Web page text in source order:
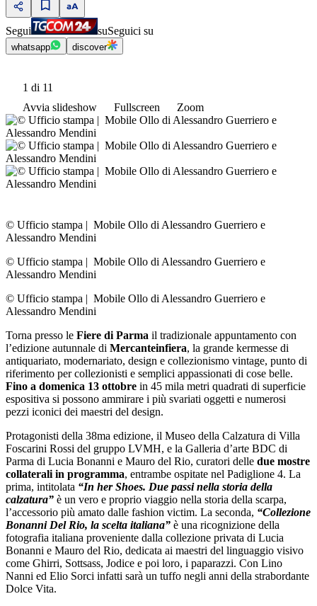
Segui suSeguici su
whatsapp discover
1 di 11
Avvia slideshow
Fullscreen Zoom
© Ufficio stampa | Mobile Ollo di Alessandro Guerriero e
Alessandro Mendini
© Ufficio stampa | Mobile Ollo di Alessandro Guerriero e
Alessandro Mendini
© Ufficio stampa | Mobile Ollo di Alessandro Guerriero e
Alessandro Mendini
Torna presso le Fiere di Parma il tradizionale appuntamento con
l’edizione autunnale di Mercanteinfiera, la grande kermesse di
antiquariato, modernariato, design e collezionismo vintage, punto di
riferimento per collezionisti e semplici appassionati di cose belle.
Fino a domenica 13 ottobre in 45 mila metri quadrati di superficie
espositiva si possono ammirare i più svariati oggetti e numerosi
pezzi iconici dei maestri del design.
Protagonisti della 38ma edizione, il Museo della Calzatura di Villa
Foscarini Rossi del gruppo LVMH, e la Galleria d’arte BDC di
Parma di Lucia Bonanni e Mauro del Rio, curatori delle due mostre
collaterali in programma, entrambe ospitate nel Padiglione 4. La
prima, intitolata “In her Shoes. Due passi nella storia della
calzatura” è un vero e proprio viaggio nella storia della scarpa,
l’accessorio più amato dalle fashion victim. La seconda, “Collezione
Bonanni Del Rio, la scelta italiana” è una ricognizione della
fotografia italiana proveniente dalla collezione privata di Lucia
Bonanni e Mauro del Rio, dedicata ai maestri del linguaggio visivo
come Ghirri, Sottsass, Jodice e poi loro, i paparazzi. Con Lino
Nanni ed Elio Sorci infatti sarà un tuffo negli anni della strabordante
Dolce Vita.